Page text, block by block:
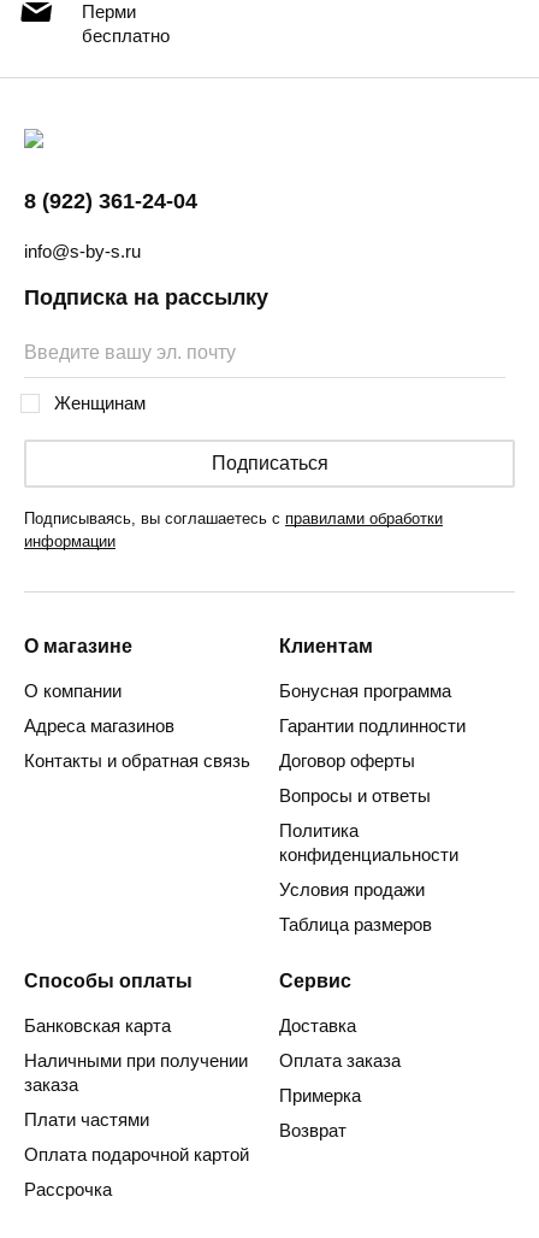
Перми
бесплатно
8 (922) 361-24-04
info@s-by-s.ru
Подписка на рассылку
Женщинам
Подписаться
Подписываясь, вы соглашаетесь с правилами обработки
информации
О магазине
О компании
Адреса магазинов
Контакты и обратная связь
Клиентам
Бонусная программа
Гарантии подлинности
Договор оферты
Вопросы и ответы
Политика
конфиденциальности
Условия продажи
Таблица размеров
Способы оплаты
Банковская карта
Наличными при получении
заказа
Плати частями
Оплата подарочной картой
Рассрочка
Сервис
Доставка
Оплата заказа
Примерка
Возврат